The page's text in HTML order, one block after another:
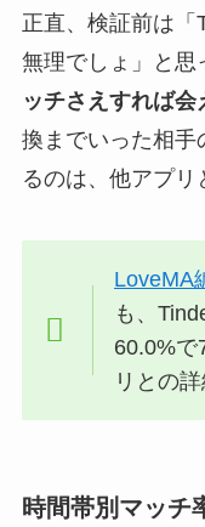
正直、検証前は「
無理でしょ」と思
ッチさえすれば
換までいった相手
るのは、他アプリ
LoveMA
も、
60.0%で
リとの
時間帯別マッチ